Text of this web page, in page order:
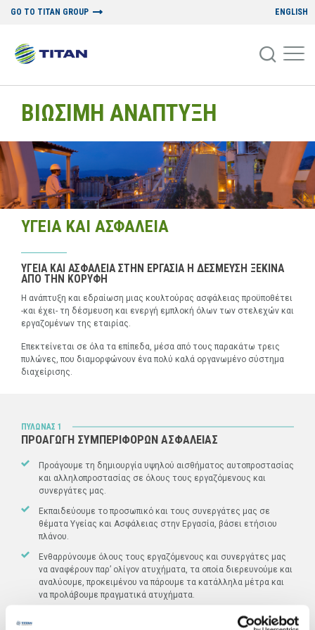
GO TO TITAN GROUP ENGLISH
ΒΙΩΣΙΜΗ ΑΝΑΠΤΥΞΗ
ΥΓΕΙΑ ΚΑΙ ΑΣΦΑΛΕΙΑ
ΥΓΕΙΑ ΚΑΙ ΑΣΦΑΛΕΙΑ ΣΤΗΝ ΕΡΓΑΣΙΑ Η ΔΕΣΜΕΥΣΗ ΞΕΚΙΝΑ
ΑΠΟ ΤΗΝ ΚΟΡΥΦΗ
Η ανάπτυξη και εδραίωση μιας κουλτούρας ασφάλειας προϋποθέτει
-και έχει- τη δέσμευση και ενεργή εμπλοκή όλων των στελεχών και
εργαζομένων της εταιρίας.
Επεκτείνεται σε όλα τα επίπεδα, μέσα από τους παρακάτω τρεις
πυλώνες, που διαμορφώνουν ένα πολύ καλά οργανωμένο σύστημα
διαχείρισης.
ΠΥΛΩΝΑΣ 1
ΠΡΟΑΓΩΓΗ ΣΥΜΠΕΡΙΦΟΡΩΝ ΑΣΦΑΛΕΙΑΣ
Προάγουμε τη δημιουργία υψηλού αισθήματος αυτοπροστασίας
και αλληλοπροστασίας σε όλους τους εργαζόμενους και
συνεργάτες μας.
Εκπαιδεύουμε το προσωπικό και τους συνεργάτες μας σε
θέματα Υγείας και Ασφάλειας στην Εργασία, βάσει ετήσιου
πλάνου.
Ενθαρρύνουμε όλους τους εργαζόμενους και συνεργάτες μας
να αναφέρουν παρ’ ολίγον ατυχήματα, τα οποία διερευνούμε και
αναλύουμε, προκειμένου να πάρουμε τα κατάλληλα μέτρα και
να προλάβουμε πραγματικά ατυχήματα.
Παρακολουθούμε τις συμπεριφορές σε θέματα Υγείας και